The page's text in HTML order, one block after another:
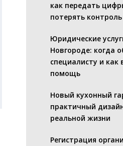
как передать
потерять контроль
Юридические
Новгороде: когда
специалисту и как
помощь
Новый кухонный
практичный
реальной жизни
Регистрация